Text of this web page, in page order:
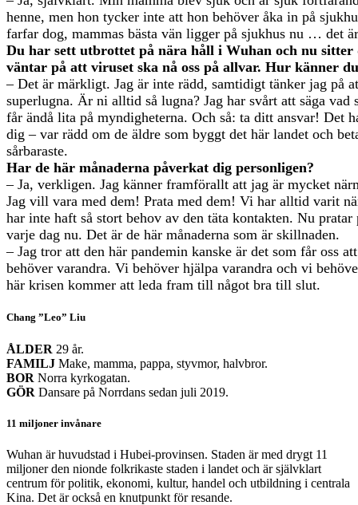
henne, men hon tycker inte att hon behöver åka in på
farfar dog, mammas bästa vän ligger på sjukhus nu … det
Du har sett utbrottet på nära håll i Wuhan och nu sitter
väntar på att viruset ska nå oss på allvar. Hur känner
– Det är märkligt. Jag är inte rädd, samtidigt tänker jag på
superlugna. Är ni alltid så lugna? Jag har svårt att säga vad
får ändå lita på myndigheterna. Och så: ta ditt ansvar! Det
dig – var rädd om de äldre som byggt det här landet och
sårbaraste.
Har de här månaderna påverkat dig personligen?
– Ja, verkligen. Jag känner framförallt att jag är mycket
Jag vill vara med dem! Prata med dem! Vi har alltid varit
har inte haft så stort behov av den täta kontakten. Nu pratar
varje dag nu. Det är de här månaderna som är skillnaden.
– Jag tror att den här pandemin kanske är det som får oss
behöver varandra. Vi behöver hjälpa varandra och vi
här krisen kommer att leda fram till något bra till slut.
Chang ”Leo” Liu
ÅLDER 29 år.
FAMILJ Make, mamma, pappa, styvmor, halvbror.
BOR Norra kyrkogatan.
GÖR Dansare på Norrdans sedan juli 2019.
11 miljoner invånare
Wuhan är huvud­stad i Hubei-provinsen. Staden är med drygt 11
miljoner den nionde folkrikaste staden i landet och är självklart
centrum för politik, ekonomi, kultur, handel och utbildning i centrala
Kina. Det är också en knutpunkt för resande.